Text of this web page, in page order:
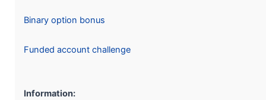
Binary option bonus
Funded account challenge
Information: